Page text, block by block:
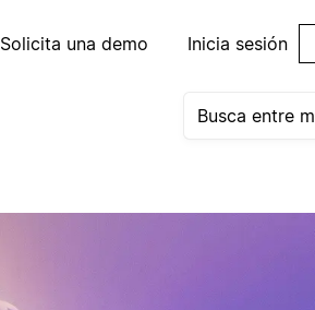
Solicita una demo Inicia sesión